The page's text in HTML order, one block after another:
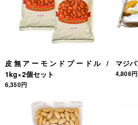
皮無アーモンドプードル /
1kg×2個セット
6,350円
マジ
4,806円